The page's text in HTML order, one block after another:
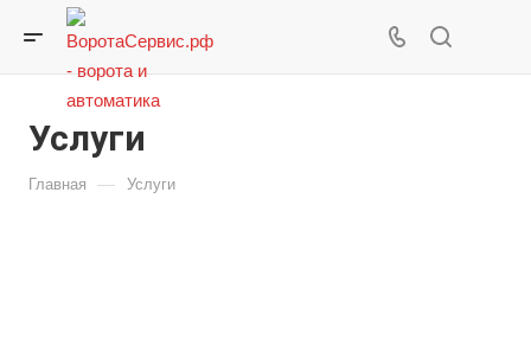
Услуги
Главная — Услуги